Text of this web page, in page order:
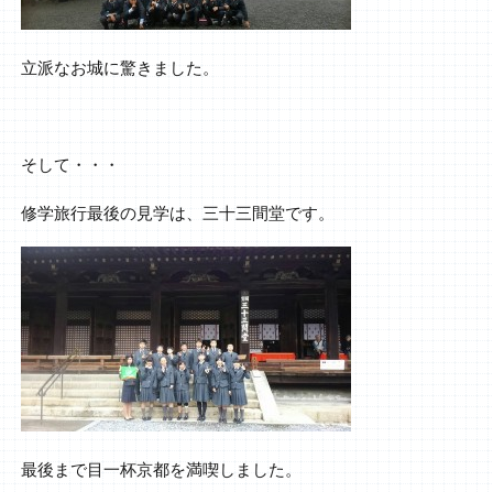
立派なお城に驚きました。
そして・・・
修学旅行最後の見学は、三十三間堂です。
最後まで目一杯京都を満喫しました。